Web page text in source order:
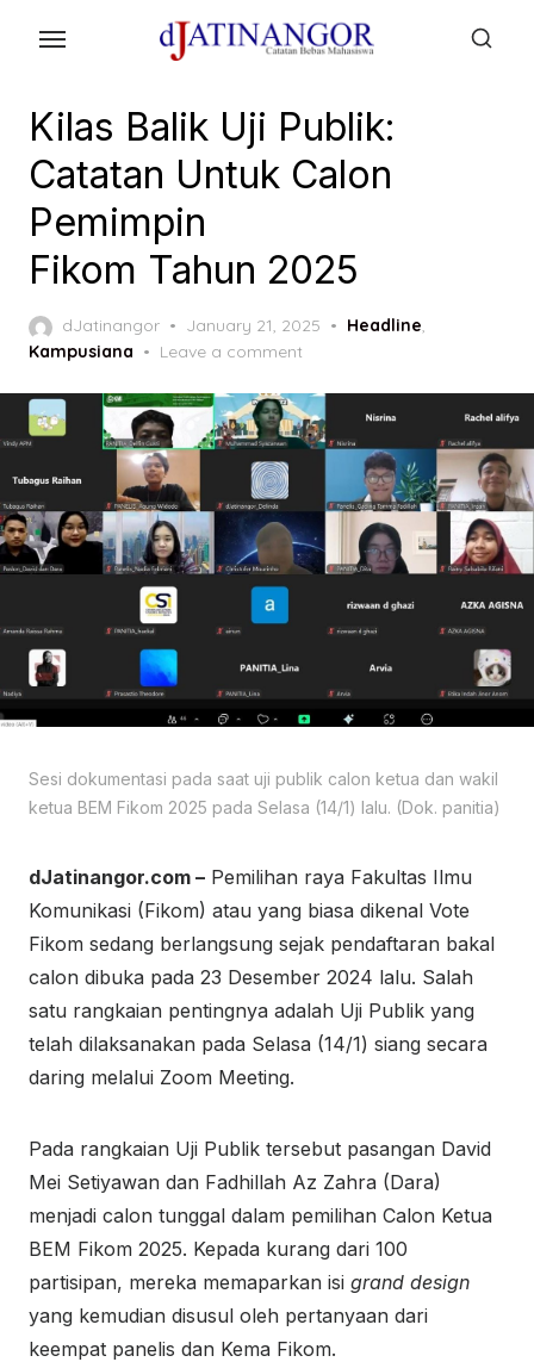
contentKilas Balik Uji Publik:
Catatan Untuk Calon
Pemimpin
Fikom Tahun 2025
dJatinangor
Posted
on
January 21, 2025 Headline,
Kampusiana
Leave a comment
Sesi dokumentasi pada saat uji publik calon ketua dan wakil
ketua BEM Fikom 2025 pada Selasa (14/1) lalu. (Dok. panitia)
dJatinangor.com – Pemilihan raya Fakultas Ilmu
Komunikasi (Fikom) atau yang biasa dikenal Vote
Fikom sedang berlangsung sejak pendaftaran bakal
calon dibuka pada 23 Desember 2024 lalu. Salah
satu rangkaian pentingnya adalah Uji Publik yang
telah dilaksanakan pada Selasa (14/1) siang secara
daring melalui Zoom Meeting.
Pada rangkaian Uji Publik tersebut pasangan David
Mei Setiyawan dan Fadhillah Az Zahra (Dara)
menjadi calon tunggal dalam pemilihan Calon Ketua
BEM Fikom 2025. Kepada kurang dari 100
partisipan, mereka memaparkan isi grand design
yang kemudian disusul oleh pertanyaan dari
keempat panelis dan Kema Fikom.